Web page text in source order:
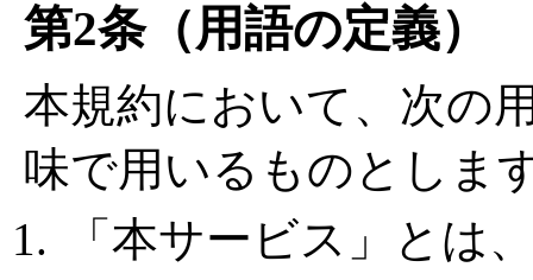
第2条（用語の定義）
本規約において、次の
味で用いるものとしま
「本サービス」とは